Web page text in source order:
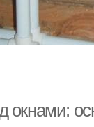
окнами: